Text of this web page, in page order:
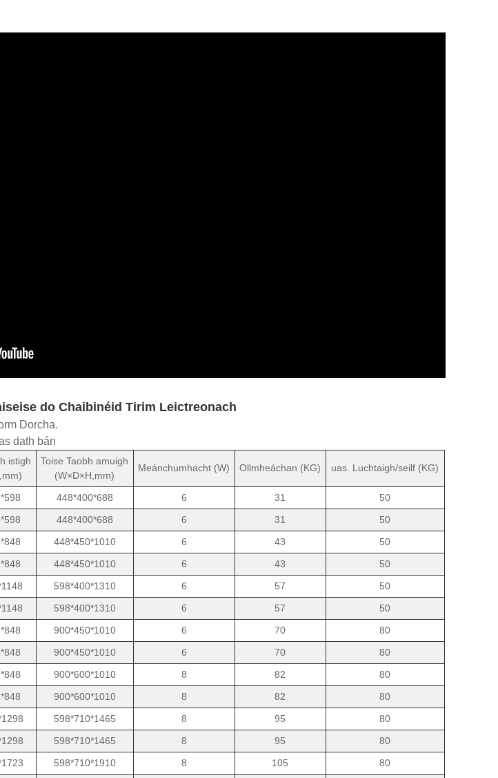
do Chaibinéid Tirim Leictreonach
Dorcha.
dath bán
istigh
Toise Taobh amuigh
(W×D×H,mm)
Meánchumhacht (W) Ollmheáchan (KG) uas. Luchtaigh/seilf (KG)
448*400*688 6 31
50
448*400*688 6 31
50
448*450*1010 6 43
50
448*450*1010 6 43
50
598*400*1310 6 57
50
598*400*1310 6 57
50
900*450*1010 6 70
80
900*450*1010 6 70
80
900*600*1010 8 82
80
900*600*1010 8 82
80
598*710*1465 8 95
80
598*710*1465 8 95
80
598*710*1910 8 105
80